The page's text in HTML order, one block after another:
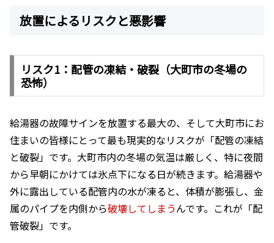
放置によるリスクと悪影響
リスク1：配管の凍結・破裂（大町市の冬場の
恐怖）
給湯器の故障サインを放置する最大の、そして大町市にお
住まいの皆様にとって最も現実的なリスクが「配管の凍結
と破裂」です。大町市内の冬場の気温は厳しく、特に夜間
から早朝にかけては氷点下になる日が続きます。給湯器や
外に露出している配管内の水が凍ると、体積が膨張し、金
属のパイプを内側から破壊してしまうんです。これが「配
管破裂」です。